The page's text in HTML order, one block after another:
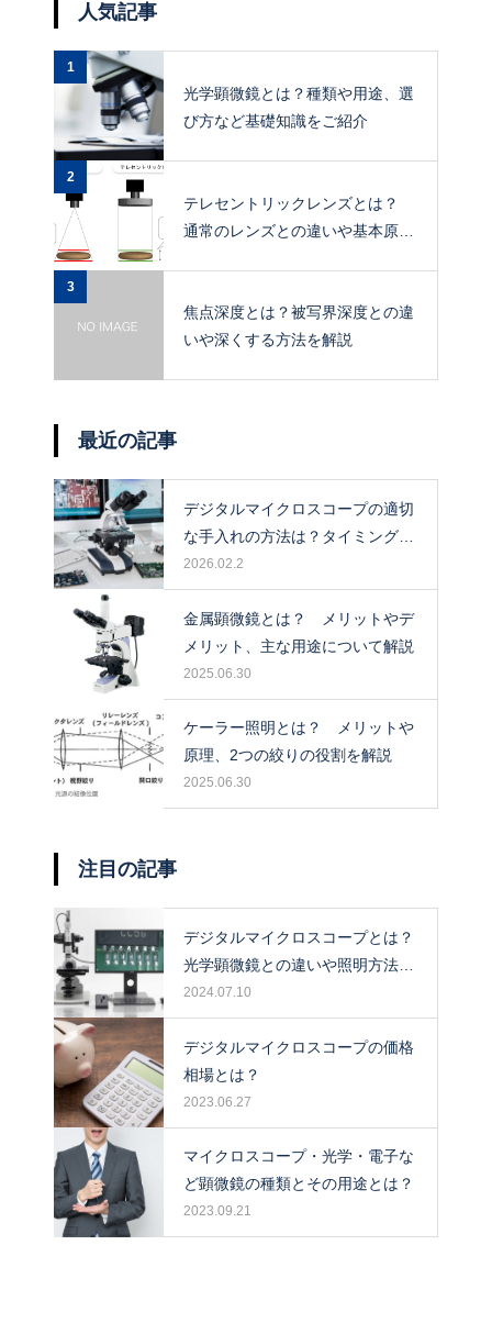
人気記事
1
光学顕微鏡とは？種類や用途、選
び方など基礎知識をご紹介
2
テレセントリックレンズとは？
通常のレンズとの違いや基本原
3
焦点深度とは？被写界深度との違
いや深くする方法を解説
最近の記事
デジタルマイクロスコープの適切
な手入れの方法は？タイミングや
保管場所も解説！
2026.02.2
金属顕微鏡とは？ メリットやデ
メリット、主な用途について解説
2025.06.30
ケーラー照明とは？ メリットや
原理、2つの絞りの役割を解説
2025.06.30
注目の記事
デジタルマイクロスコープとは？
光学顕微鏡との違いや照明方法に
ついて解説！
2024.07.10
デジタルマイクロスコープの価格
相場とは？
2023.06.27
マイクロスコープ・光学・電子な
ど顕微鏡の種類とその用途とは？
2023.09.21